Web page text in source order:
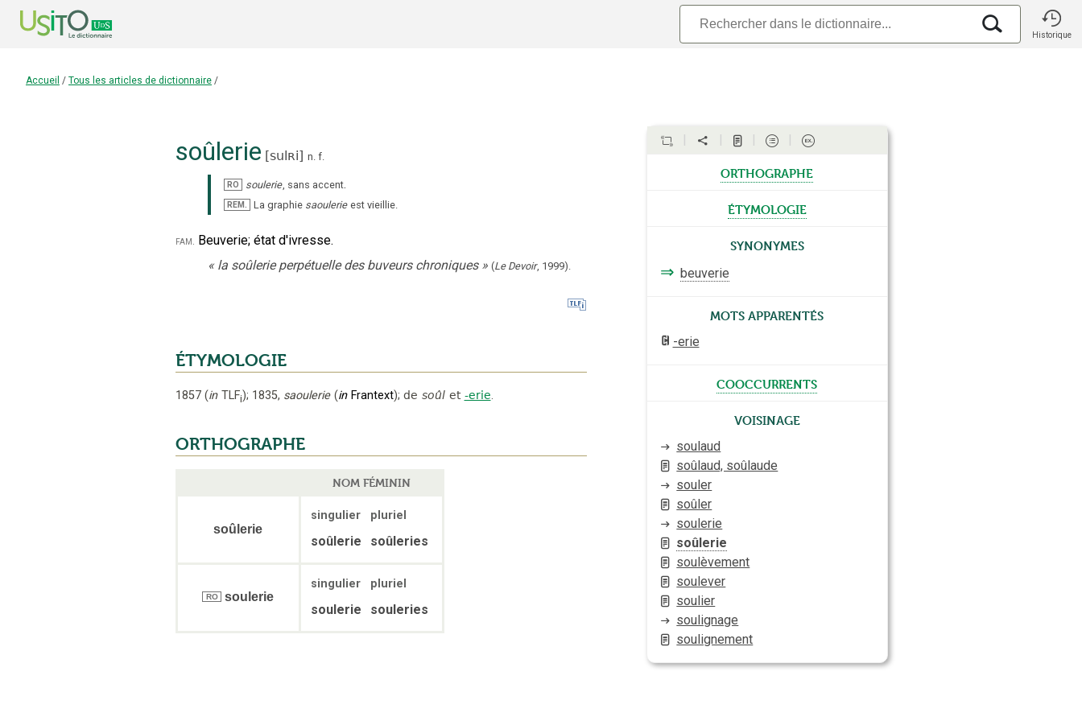
Historique
Accueil / Tous les articles de dictionnaire /
soûlerie [sulʀi] n. f.
RO soulerie, sans accent.
REM. La graphie saoulerie est vieillie.
fam. Beuverie; état d'ivresse.
« la soûlerie perpétuelle des buveurs chroniques » (Le Devoir, 1999).
ÉTYMOLOGIE
1857 (in TLFi); 1835, saoulerie (in Frantext); de soûl et -erie.
ORTHOGRAPHE
NOM FÉMININ
soûlerie
singulier pluriel
soûlerie soûleries
RO soulerie
singulier pluriel
soulerie souleries
orthographe
étymologie
Synonymes
⇒ beuverie
Mots apparentés
-erie
cooccurrents
Voisinage
soulaud
soûlaud, soûlaude
souler
soûler
soulerie
soûlerie
soulèvement
soulever
soulier
soulignage
soulignement